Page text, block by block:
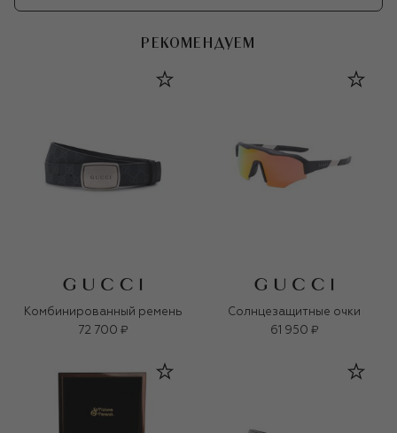
РЕКОМЕНДУЕМ
Комбинированный ремень
72 700 ₽
Солнцезащитные очки
61 950 ₽